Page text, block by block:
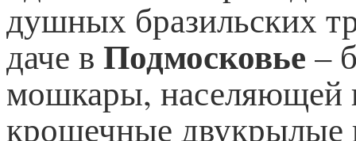
душных бразильских
даче в Подмосковье –
мошкары, населяющей
крошечные двукрылые